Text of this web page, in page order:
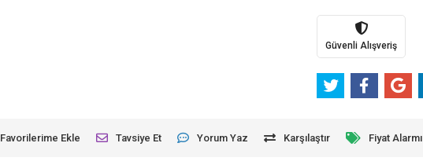
Güvenli Alışveriş
Favorilerime Ekle Tavsiye Et Yorum Yaz Karşılaştır Fiyat Alarmı